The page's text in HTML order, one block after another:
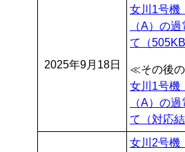
2025年9月18日
女川1号
（A）の
て
（
≪その後
女川1号
（A）の
て（対応
女川2号